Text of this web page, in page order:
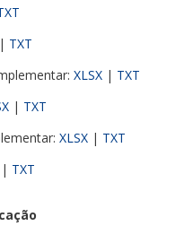
| TXT
XLSX | TXT
| TXT
XLSX | TXT
| TXT